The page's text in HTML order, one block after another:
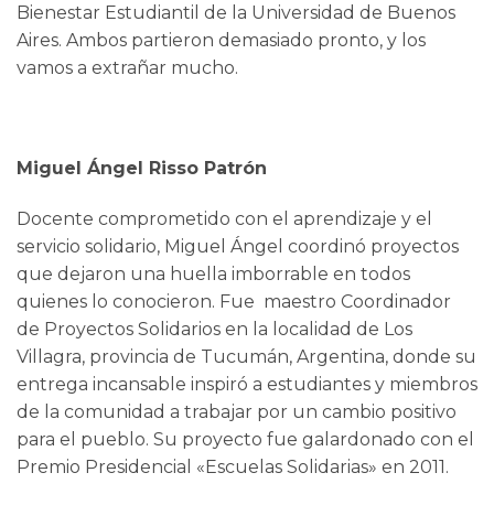
Bienestar Estudiantil de la Universidad de Buenos
Aires. Ambos partieron demasiado pronto, y los
vamos a extrañar mucho.
Miguel Ángel Risso Patrón
Docente comprometido con el aprendizaje y el
servicio solidario, Miguel Ángel coordinó proyectos
que dejaron una huella imborrable en todos
quienes lo conocieron. Fue maestro Coordinador
de Proyectos Solidarios en la localidad de Los
Villagra, provincia de Tucumán, Argentina, donde su
entrega incansable inspiró a estudiantes y miembros
de la comunidad a trabajar por un cambio positivo
para el pueblo. Su proyecto fue galardonado con el
Premio Presidencial «Escuelas Solidarias» en 2011.